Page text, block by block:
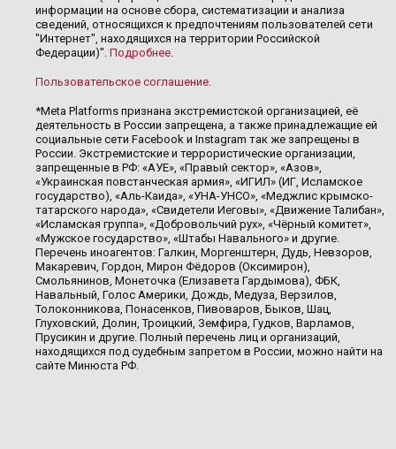
информации на основе сбора, систематизации и анализа
сведений, относящихся к предпочтениям пользователей сети
"Интернет", находящихся на территории Российской
Федерации)". Подробнее.
Пользовательское соглашение.
*Meta Platforms признана экстремистской организацией, её
деятельность в России запрещена, а также принадлежащие ей
социальные сети Facebook и Instagram так же запрещены в
России. Экстремистские и террористические организации,
запрещенные в РФ: «АУЕ», «Правый сектор», «Азов»,
«Украинская повстанческая армия», «ИГИЛ» (ИГ, Исламское
государство), «Аль-Каида», «УНА-УНСО», «Меджлис крымско-
татарского народа», «Свидетели Иеговы», «Движение Талибан»,
«Исламская группа», «Добровольчий рух», «Чёрный комитет»,
«Мужское государство», «Штабы Навального» и другие.
Перечень иноагентов: Галкин, Моргенштерн, Дудь, Невзоров,
Макаревич, Гордон, Мирон Фёдоров (Оксимирон),
Смольянинов, Монеточка (Елизавета Гардымова), ФБК,
Навальный, Голос Америки, Дождь, Медуза, Верзилов,
Толоконникова, Понасенков, Пивоваров, Быков, Шац,
Глуховский, Долин, Троицкий, Земфира, Гудков, Варламов,
Прусикин и другие. Полный перечень лиц и организаций,
находящихся под судебным запретом в России, можно найти на
сайте Минюста РФ.